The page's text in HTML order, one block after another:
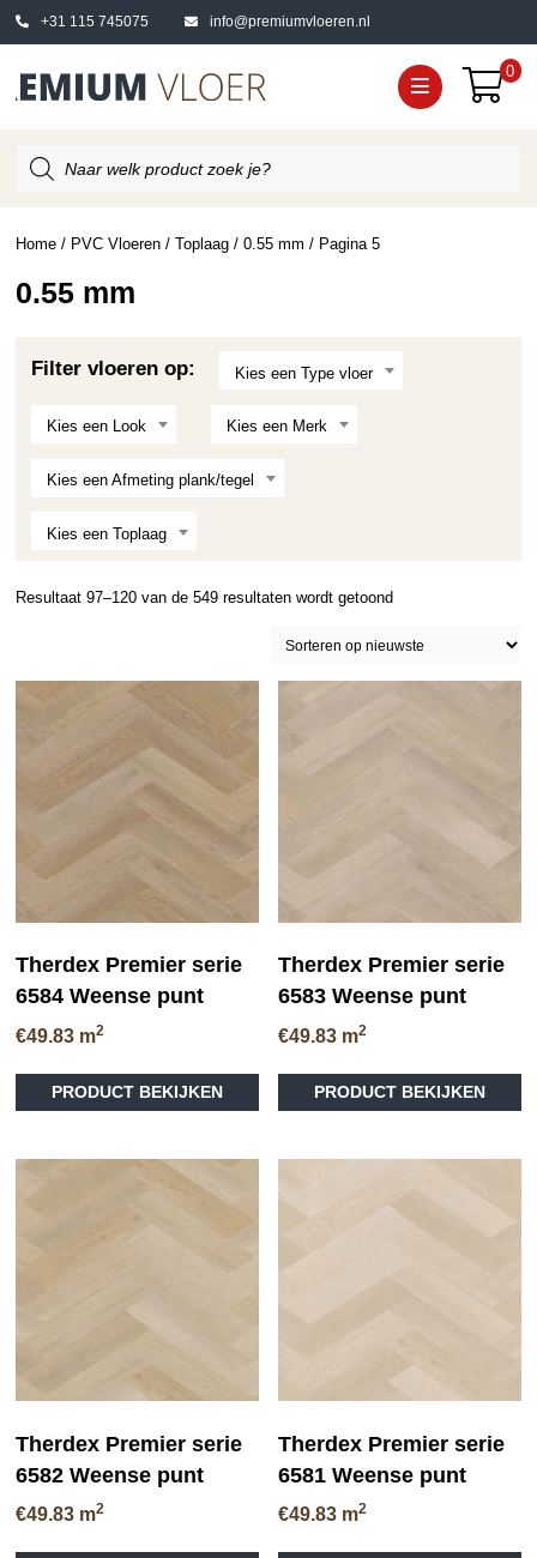
+31 115 745075 info@premiumvloeren.nl
0
zoeken
Home / PVC Vloeren /Toplaag /0.55 mm / Pagina 5
0.55 mm
Filter vloeren op: Kies een Type vloer
Kies een Look Kies een Merk
Kies een Afmeting plank/tegel
Kies een Toplaag
Resultaat 97–120 van de 549 resultaten wordt getoondGesorteerd
nieuwste
Therdex Premier serie
6584 Weense punt
€49.83 m2
PRODUCT BEKIJKEN
Therdex Premier serie
6583 Weense punt
€49.83 m2
PRODUCT BEKIJKEN
Therdex Premier serie
6582 Weense punt
€49.83 m2
Therdex Premier serie
6581 Weense punt
€49.83 m2